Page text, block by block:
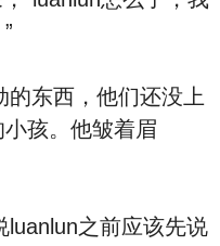
东西，他们还没上
孩。他皱着眉
之前应该先说